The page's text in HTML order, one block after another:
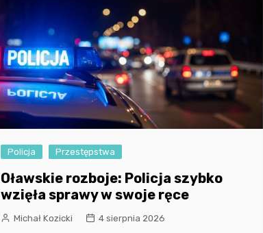
Policja Przestępstwa
Oławskie rozboje: Policja szybko
wzięła sprawy w swoje ręce
Michał Kozicki 4 sierpnia 2026